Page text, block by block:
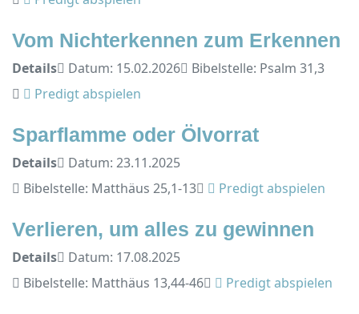
Vom Nichterkennen zum Erkennen
Details Datum: 15.02.2026
Bibelstelle: Psalm 31,3
Predigt abspielen
Sparflamme oder Ölvorrat
Details
Datum: 23.11.2025
Bibelstelle: Matthäus 25,1-13
Predigt abspielen
Verlieren, um alles zu gewinnen
Details
Datum: 17.08.2025
Bibelstelle: Matthäus 13,44-46
Predigt abspielen